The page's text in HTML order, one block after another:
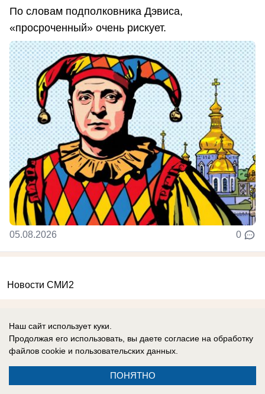
По словам подполковника Дэвиса,
«просроченный» очень рискует.
05.08.2026 0
Новости СМИ2
Наш сайт использует куки.
Продолжая его использовать, вы даете согласие на обработку
файлов cookie и пользовательских данных.
ПОНЯТНО